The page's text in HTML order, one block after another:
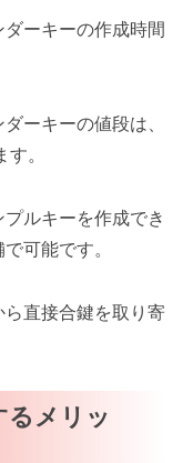
ーキーの作成時間
ーキーの値段は、
。
ルキーを作成でき
可能です。
直接合鍵を取り寄
るメリッ